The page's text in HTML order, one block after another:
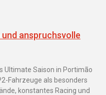
anspruchsvolle
Ultimate Saison in Portimão
Fahrzeuge als besonders
konstantes Racing und